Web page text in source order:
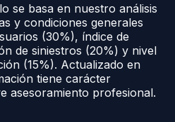
se basa en nuestro análisis
y condiciones generales
(30%), índice de
de siniestros (20%) y nivel
(15%). Actualizado en
tiene carácter
asesoramiento profesional.